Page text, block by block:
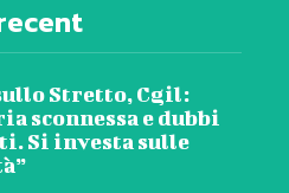
Stretto, Cgil:
sconnessa e dubbi
Si investa sulle